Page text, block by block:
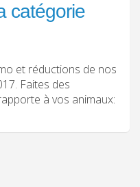
catégorie
et réductions de nos
Faites des
à vos animaux: